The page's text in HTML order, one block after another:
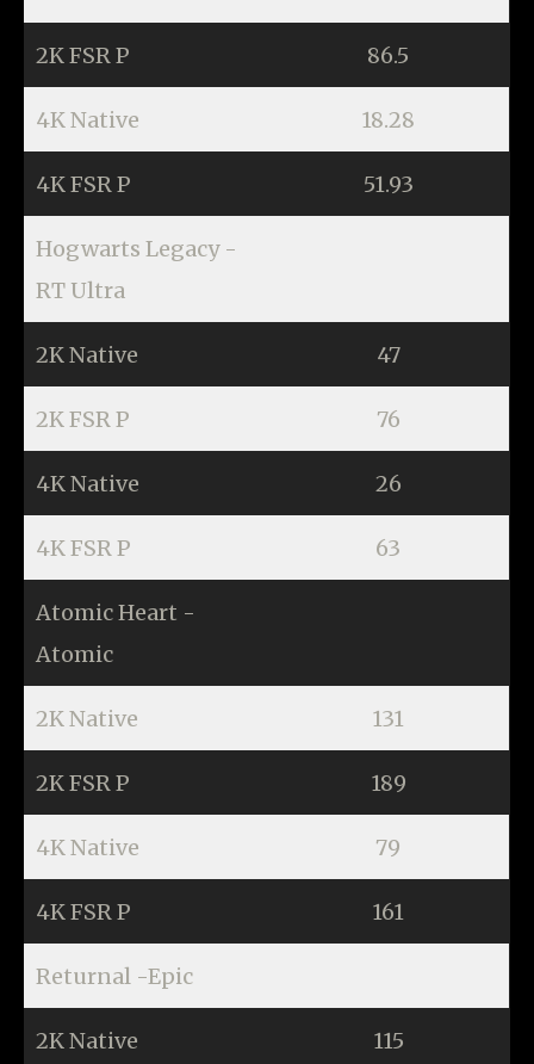
2K FSR P 86.5
4K Native 18.28
4K FSR P 51.93
Hogwarts Legacy -
RT Ultra
2K Native 47
2K FSR P 76
4K Native 26
4K FSR P 63
Atomic Heart -
Atomic
2K Native 131
2K FSR P 189
4K Native 79
4K FSR P 161
Returnal -Epic
2K Native 115